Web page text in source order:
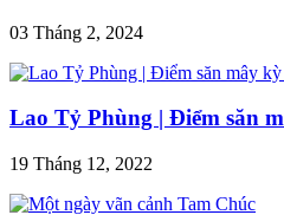
03 Tháng 2, 2024
Lao Tỷ Phùng | Điểm săn
19 Tháng 12, 2022